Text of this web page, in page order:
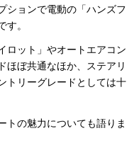
ションで電動の「ハンズフ
。
ロット」やオートエアコン
ほぼ共通なほか、ステアリ
トリーグレードとしては十
の魅力についても語りま